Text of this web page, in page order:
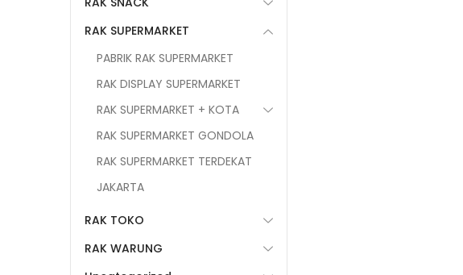
RAK SUPERMARKET
PABRIK RAK SUPERMARKET
RAK DISPLAY SUPERMARKET
RAK SUPERMARKET + KOTA
RAK SUPERMARKET GONDOLA
RAK SUPERMARKET TERDEKAT
JAKARTA
RAK TOKO
RAK WARUNG